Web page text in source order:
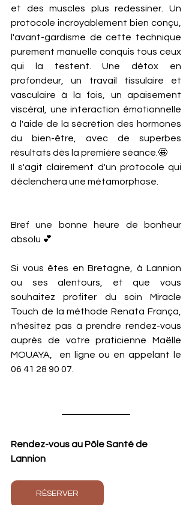
et des muscles plus redessiner. Un
protocole incroyablement bien conçu,
l'avant-gardisme de cette technique
purement manuelle conquis tous ceux
qui la testent. Une détox en
profondeur, un travail tissulaire et
vasculaire à la fois, un apaisement
viscéral, une interaction émotionnelle
à l'aide de la sécrétion des hormones
du bien-être, avec de superbes
résultats dès la première séance.🤩
Il s'agit clairement d'un protocole qui
déclenchera une métamorphose.
Bref une bonne heure de bonheur
absolu 💕
Si vous êtes en Bretagne, à Lannion
ou ses alentours, et que vous
souhaitez profiter du soin Miracle
Touch de la méthode Renata França,
n'hésitez pas à prendre rendez-vous
auprès de votre praticienne Maëlle
MOUAYA,  en ligne ou en appelant le
06 41 28 90 07.
Rendez-vous au Pôle Santé de
Lannion
RÉSERVER